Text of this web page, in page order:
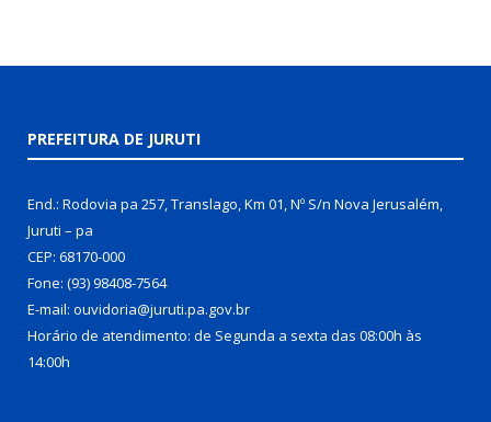
PREFEITURA DE JURUTI
End.: Rodovia pa 257, Translago, Km 01, Nº S/n Nova Jerusalém,
Juruti – pa
CEP: 68170-000
Fone: (93) 98408-7564
E-mail: ouvidoria@juruti.pa.gov.br
Horário de atendimento: de Segunda a sexta das 08:00h às
14:00h